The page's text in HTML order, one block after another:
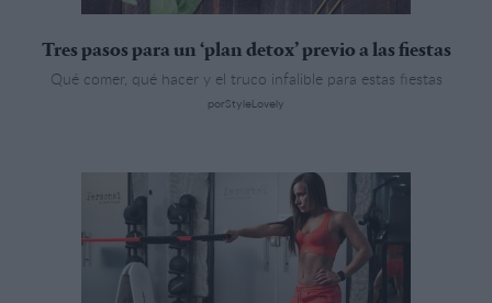
Tres pasos para un ‘plan detox’ previo a las fiestas
Qué comer, qué hacer y el truco infalible para estas fiestas
porStyleLovely